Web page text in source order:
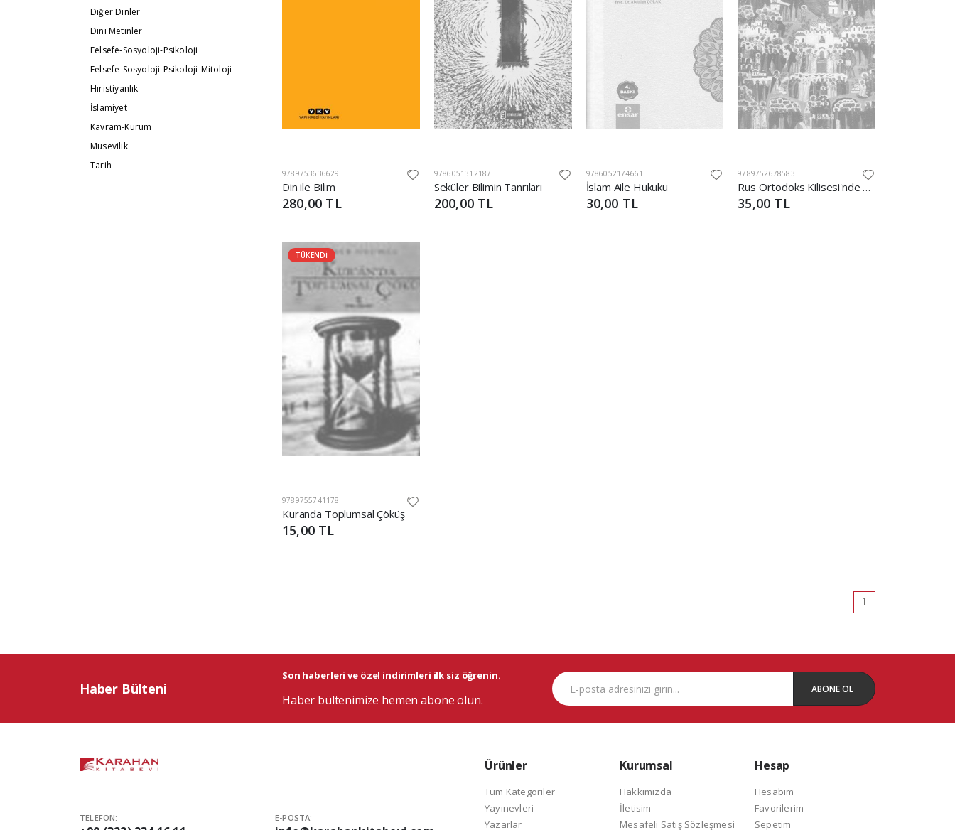
9789753636629
Din ile Bilim
280,00 TL
9786051312187
Seküler Bilimin Tanrıları
200,00 TL
9786052174661
İslam Aile Hukuku
30,00 TL
9789752678583
Rus Ortodoks Kilisesi'nde Azizlik
35,00 TL
TÜKENDİ
9789755741178
Kuranda Toplumsal Çöküş
15,00 TL
1
Diğer Dinler
Dini Metinler
Felsefe-Sosyoloji-Psikoloji
Felsefe-Sosyoloji-Psikoloji-Mitoloji
Hıristiyanlık
İslamiyet
Kavram-Kurum
Musevilik
Tarih
Haber Bülteni
Son haberleri ve özel indirimleri ilk siz öğrenin.
Haber bültenimize hemen abone olun.
ABONE OL
TELEFON: E-POSTA:
Ürünler
Tüm Kategoriler
Yayınevleri
Yazarlar
Kurumsal
Hakkımızda
İletisim
Mesafeli Satış Sözleşmesi
Hesap
Hesabım
Favorilerim
Sepetim